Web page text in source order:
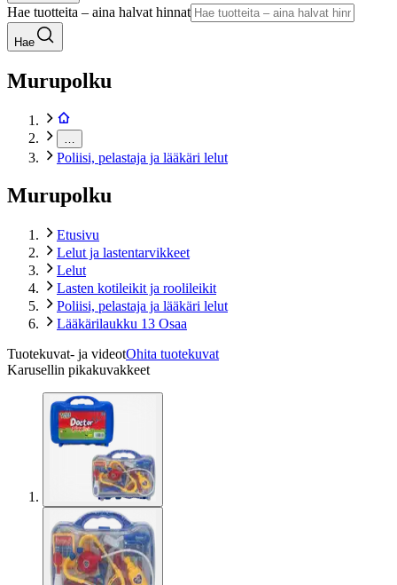
Hae tuotteita – aina halvat hinnat
Hae
Murupolku
Poliisi, pelastaja ja lääkäri lelut
Murupolku
Etusivu
Lelut ja lastentarvikkeet
Lelut
Lasten kotileikit ja roolileikit
Poliisi, pelastaja ja lääkäri lelut
Lääkärilaukku 13 Osaa
Tuotekuvat- ja videotOhita tuotekuvat
Karusellin pikakuvakkeet